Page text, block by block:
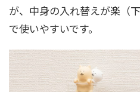
が、中身の入れ替えが楽（
で使いやすいです。